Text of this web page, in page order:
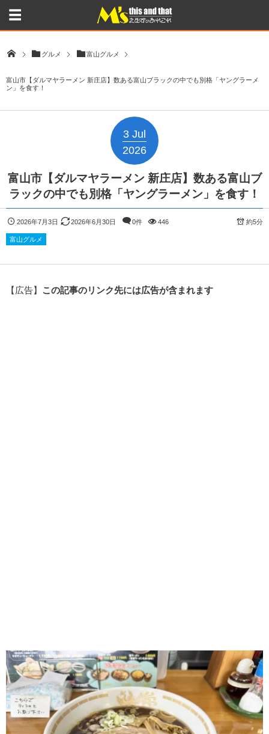
グルメ 富山グルメ
富山市【ダルマヤラーメン 新庄店】数ある富山ブラックの中でも別格「ヤングラーメ
ン」を食す！
3 Jul
2026
富山市【ダルマヤラーメン 新庄店】数ある富山ブ
ラックの中でも別格「ヤングラーメン」を食す！
2026年7月3日 2026年6月30日 0件 446 約5分
富山グルメ
【広告】 この記事のリンク先には広告が含まれます